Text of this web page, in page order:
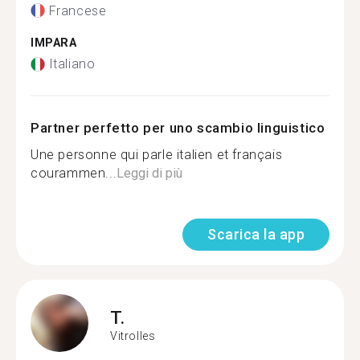
Francese
IMPARA
Italiano
Partner perfetto per uno scambio linguistico
Une personne qui parle italien et français
courammen...Leggi di più
Scarica la app
T.
Vitrolles